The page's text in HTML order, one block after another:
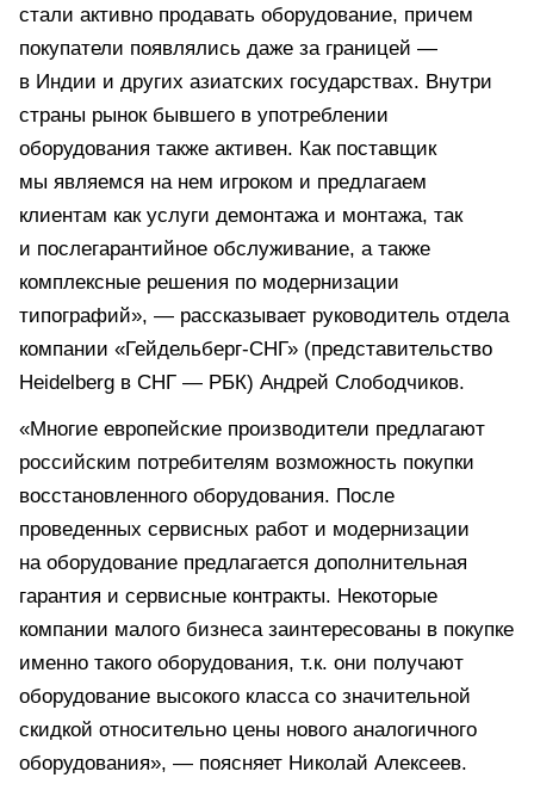
стали активно продавать оборудование, причем
покупатели появлялись даже за границей —
в Индии и других азиатских государствах. Внутри
страны рынок бывшего в употреблении
оборудования также активен. Как поставщик
мы являемся на нем игроком и предлагаем
клиентам как услуги демонтажа и монтажа, так
и послегарантийное обслуживание, а также
комплексные решения по модернизации
типографий», — рассказывает руководитель отдела
компании «Гейдельберг-СНГ» (представительство
Heidelberg в СНГ — РБК) Андрей Слободчиков.
«Многие европейские производители предлагают
российским потребителям возможность покупки
восстановленного оборудования. После
проведенных сервисных работ и модернизации
на оборудование предлагается дополнительная
гарантия и сервисные контракты. Некоторые
компании малого бизнеса заинтересованы в покупке
именно такого оборудования, т.к. они получают
оборудование высокого класса со значительной
скидкой относительно цены нового аналогичного
оборудования», — поясняет Николай Алексеев.